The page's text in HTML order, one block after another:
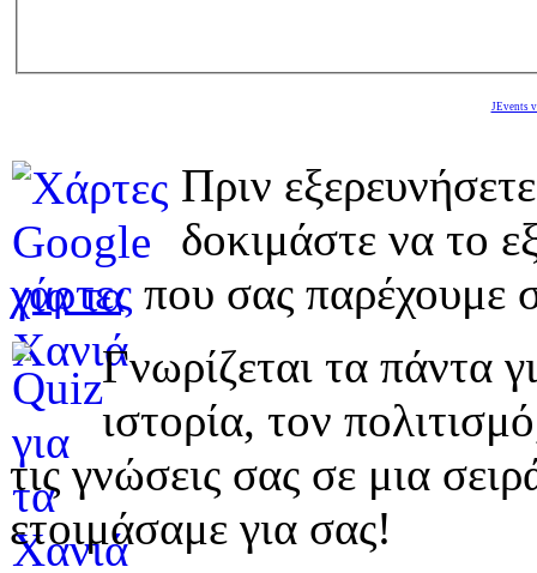
JEvents
Πριν
δοκιμάστε να το
χάρτες που σας παρέχουμε
Γνωρίζεται τα πάντα
ιστορία, τον
τις γνώσεις σας σε μια
ετοιμάσαμε για σας!